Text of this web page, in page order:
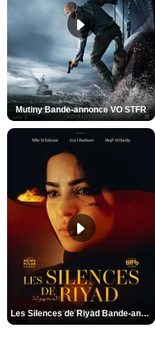
Mutiny Bande-annonce VO STFR
Les Silences de Riyad Bande-annonce VO STFR